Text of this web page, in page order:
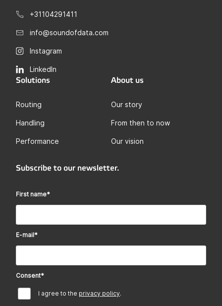
+31104291411
info@soundofdata.com
Instagram
LinkedIn
Solutions
Routing
Handling
Performance
About us
Our story
From then to now
Our vision
Subscribe to our newsletter.
First name*
E-mail*
Consent*
I agree to the privacy policy.